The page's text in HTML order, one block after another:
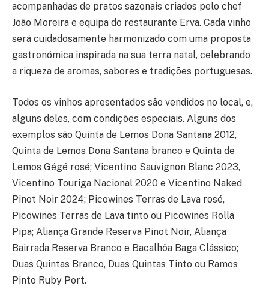
acompanhadas de pratos sazonais criados pelo chef
João Moreira e equipa do restaurante Erva. Cada vinho
será cuidadosamente harmonizado com uma proposta
gastronómica inspirada na sua terra natal, celebrando
a riqueza de aromas, sabores e tradições portuguesas.
Todos os vinhos apresentados são vendidos no local, e,
alguns deles, com condições especiais. Alguns dos
exemplos são Quinta de Lemos Dona Santana 2012,
Quinta de Lemos Dona Santana branco e Quinta de
Lemos Gégé rosé; Vicentino Sauvignon Blanc 2023,
Vicentino Touriga Nacional 2020 e Vicentino Naked
Pinot Noir 2024; Picowines Terras de Lava rosé,
Picowines Terras de Lava tinto ou Picowines Rolla
Pipa; Aliança Grande Reserva Pinot Noir, Aliança
Bairrada Reserva Branco e Bacalhôa Baga Clássico;
Duas Quintas Branco, Duas Quintas Tinto ou Ramos
Pinto Ruby Port.